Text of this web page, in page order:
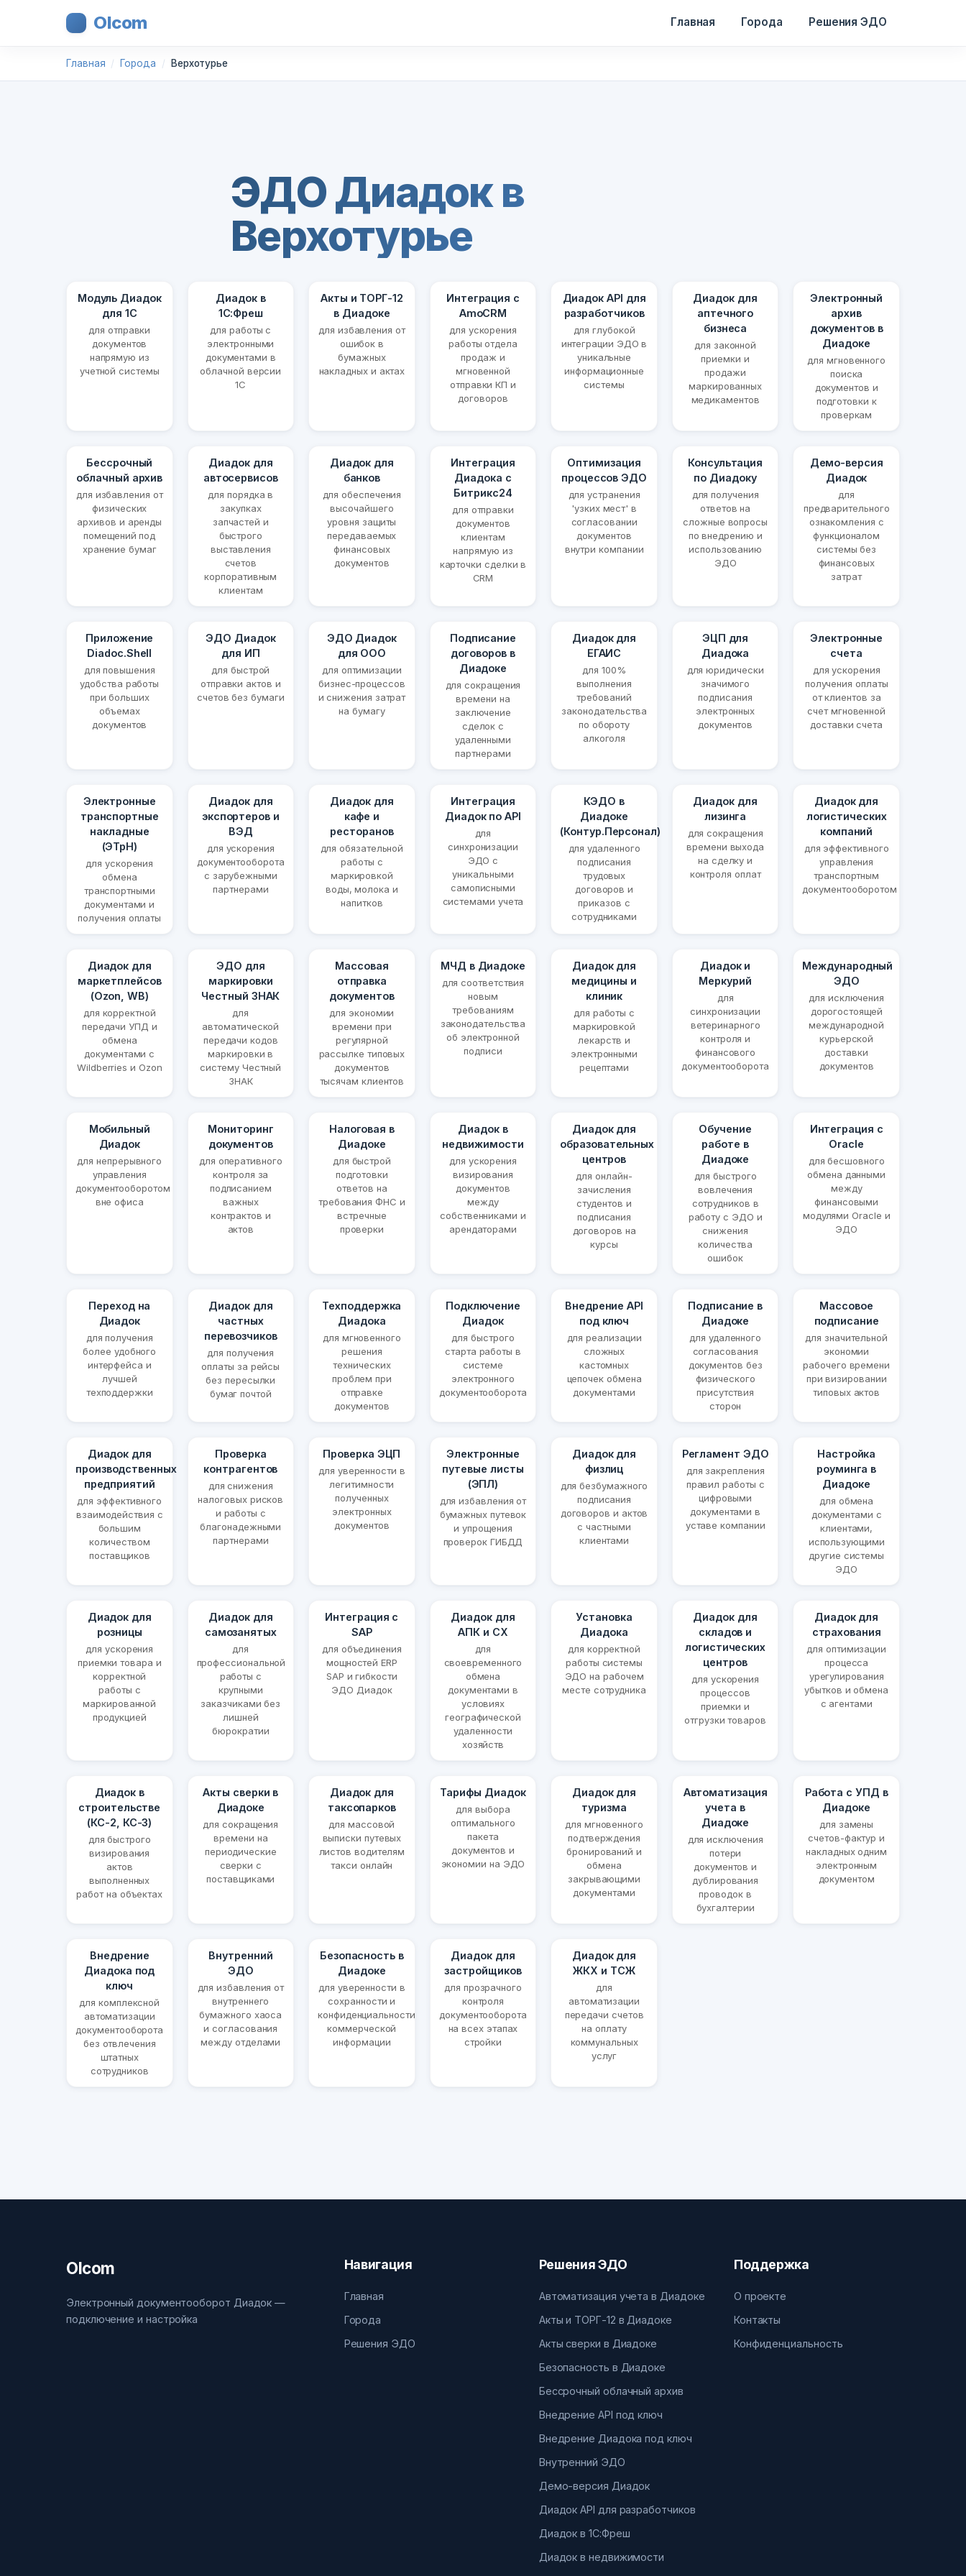
Olcom Главная Города Решения ЭДО
Главная Города Верхотурье
ЭДО Диадок в
Верхотурье
Модуль Диадок
для 1С
для отправки
документов
напрямую из
учетной системы
Диадок в
1С:Фреш
для работы с
электронными
документами в
облачной версии
1С
Акты и ТОРГ-12
в Диадоке
для избавления от
ошибок в
бумажных
накладных и актах
Интеграция с
AmoCRM
для ускорения
работы отдела
продаж и
мгновенной
отправки КП и
договоров
Диадок API для
разработчиков
для глубокой
интеграции ЭДО в
уникальные
информационные
системы
Диадок для
аптечного
бизнеса
для законной
приемки и
продажи
маркированных
медикаментов
Электронный
архив
документов в
Диадоке
для мгновенного
поиска
документов и
подготовки к
проверкам
Бессрочный
облачный архив
для избавления от
физических
архивов и аренды
помещений под
хранение бумаг
Диадок для
автосервисов
для порядка в
закупках
запчастей и
быстрого
выставления
счетов
корпоративным
клиентам
Диадок для
банков
для обеспечения
высочайшего
уровня защиты
передаваемых
финансовых
документов
Интеграция
Диадока с
Битрикс24
для отправки
документов
клиентам
напрямую из
карточки сделки в
CRM
Оптимизация
процессов ЭДО
для устранения
'узких мест' в
согласовании
документов
внутри компании
Консультация
по Диадоку
для получения
ответов на
сложные вопросы
по внедрению и
использованию
ЭДО
Демо-версия
Диадок
для
предварительного
ознакомления с
функционалом
системы без
финансовых
затрат
Приложение
Diadoc.Shell
для повышения
удобства работы
при больших
объемах
документов
ЭДО Диадок
для ИП
для быстрой
отправки актов и
счетов без бумаги
ЭДО Диадок
для ООО
для оптимизации
бизнес-процессов
и снижения затрат
на бумагу
Подписание
договоров в
Диадоке
для сокращения
времени на
заключение
сделок с
удаленными
партнерами
Диадок для
ЕГАИС
для 100%
выполнения
требований
законодательства
по обороту
алкоголя
ЭЦП для
Диадока
для юридически
значимого
подписания
электронных
документов
Электронные
счета
для ускорения
получения оплаты
от клиентов за
счет мгновенной
доставки счета
Электронные
транспортные
накладные
(ЭТрН)
для ускорения
обмена
транспортными
документами и
получения оплаты
Диадок для
экспортеров и
ВЭД
для ускорения
документооборота
с зарубежными
партнерами
Диадок для
кафе и
ресторанов
для обязательной
работы с
маркировкой
воды, молока и
напитков
Интеграция
Диадок по API
для
синхронизации
ЭДО с
уникальными
самописными
системами учета
КЭДО в
Диадоке
(Контур.Персонал)
для удаленного
подписания
трудовых
договоров и
приказов с
сотрудниками
Диадок для
лизинга
для сокращения
времени выхода
на сделку и
контроля оплат
Диадок для
логистических
компаний
для эффективного
управления
транспортным
документооборотом
Диадок для
маркетплейсов
(Ozon, WB)
для корректной
передачи УПД и
обмена
документами с
Wildberries и Ozon
ЭДО для
маркировки
Честный ЗНАК
для
автоматической
передачи кодов
маркировки в
систему Честный
ЗНАК
Массовая
отправка
документов
для экономии
времени при
регулярной
рассылке типовых
документов
тысячам клиентов
МЧД в Диадоке
для соответствия
новым
требованиям
законодательства
об электронной
подписи
Диадок для
медицины и
клиник
для работы с
маркировкой
лекарств и
электронными
рецептами
Диадок и
Меркурий
для
синхронизации
ветеринарного
контроля и
финансового
документооборота
Международный
ЭДО
для исключения
дорогостоящей
международной
курьерской
доставки
документов
Мобильный
Диадок
для непрерывного
управления
документооборотом
вне офиса
Мониторинг
документов
для оперативного
контроля за
подписанием
важных
контрактов и
актов
Налоговая в
Диадоке
для быстрой
подготовки
ответов на
требования ФНС и
встречные
проверки
Диадок в
недвижимости
для ускорения
визирования
документов
между
собственниками и
арендаторами
Диадок для
образовательных
центров
для онлайн-
зачисления
студентов и
подписания
договоров на
курсы
Обучение
работе в
Диадоке
для быстрого
вовлечения
сотрудников в
работу с ЭДО и
снижения
количества
ошибок
Интеграция с
Oracle
для бесшовного
обмена данными
между
финансовыми
модулями Oracle и
ЭДО
Переход на
Диадок
для получения
более удобного
интерфейса и
лучшей
техподдержки
Диадок для
частных
перевозчиков
для получения
оплаты за рейсы
без пересылки
бумаг почтой
Техподдержка
Диадока
для мгновенного
решения
технических
проблем при
отправке
документов
Подключение
Диадок
для быстрого
старта работы в
системе
электронного
документооборота
Внедрение API
под ключ
для реализации
сложных
кастомных
цепочек обмена
документами
Подписание в
Диадоке
для удаленного
согласования
документов без
физического
присутствия
сторон
Массовое
подписание
для значительной
экономии
рабочего времени
при визировании
типовых актов
Диадок для
производственных
предприятий
для эффективного
взаимодействия с
большим
количеством
поставщиков
Проверка
контрагентов
для снижения
налоговых рисков
и работы с
благонадежными
партнерами
Проверка ЭЦП
для уверенности в
легитимности
полученных
электронных
документов
Электронные
путевые листы
(ЭПЛ)
для избавления от
бумажных путевок
и упрощения
проверок ГИБДД
Диадок для
физлиц
для безбумажного
подписания
договоров и актов
с частными
клиентами
Регламент ЭДО
для закрепления
правил работы с
цифровыми
документами в
уставе компании
Настройка
роуминга в
Диадоке
для обмена
документами с
клиентами,
использующими
другие системы
ЭДО
Диадок для
розницы
для ускорения
приемки товара и
корректной
работы с
маркированной
продукцией
Диадок для
самозанятых
для
профессиональной
работы с
крупными
заказчиками без
лишней
бюрократии
Интеграция с
SAP
для объединения
мощностей ERP
SAP и гибкости
ЭДО Диадок
Диадок для
АПК и СХ
для
своевременного
обмена
документами в
условиях
географической
удаленности
хозяйств
Установка
Диадока
для корректной
работы системы
ЭДО на рабочем
месте сотрудника
Диадок для
складов и
логистических
центров
для ускорения
процессов
приемки и
отгрузки товаров
Диадок для
страхования
для оптимизации
процесса
урегулирования
убытков и обмена
с агентами
Диадок в
строительстве
(КС-2, КС-3)
для быстрого
визирования
актов
выполненных
работ на объектах
Акты сверки в
Диадоке
для сокращения
времени на
периодические
сверки с
поставщиками
Диадок для
таксопарков
для массовой
выписки путевых
листов водителям
такси онлайн
Тарифы Диадок
для выбора
оптимального
пакета
документов и
экономии на ЭДО
Диадок для
туризма
для мгновенного
подтверждения
бронирований и
обмена
закрывающими
документами
Автоматизация
учета в
Диадоке
для исключения
потери
документов и
дублирования
проводок в
бухгалтерии
Работа с УПД в
Диадоке
для замены
счетов-фактур и
накладных одним
электронным
документом
Внедрение
Диадока под
ключ
для комплексной
автоматизации
документооборота
без отвлечения
штатных
сотрудников
Внутренний
ЭДО
для избавления от
внутреннего
бумажного хаоса
и согласования
между отделами
Безопасность в
Диадоке
для уверенности в
сохранности и
конфиденциальности
коммерческой
информации
Диадок для
застройщиков
для прозрачного
контроля
документооборота
на всех этапах
стройки
Диадок для
ЖКХ и ТСЖ
для
автоматизации
передачи счетов
на оплату
коммунальных
услуг
Olcom
Электронный документооборот Диадок —
подключение и настройка
Навигация
Главная
Города
Решения ЭДО
Решения ЭДО
Автоматизация учета в Диадоке
Акты и ТОРГ-12 в Диадоке
Акты сверки в Диадоке
Безопасность в Диадоке
Бессрочный облачный архив
Внедрение API под ключ
Внедрение Диадока под ключ
Внутренний ЭДО
Демо-версия Диадок
Диадок API для разработчиков
Диадок в 1С:Фреш
Диадок в недвижимости
Поддержка
О проекте
Контакты
Конфиденциальность